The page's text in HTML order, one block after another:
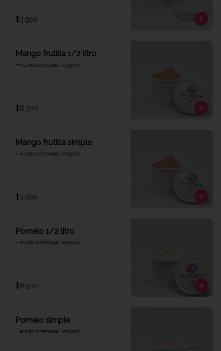
$3.500
Mango frutilla 1/2 litro
Helado artesanal vegano
$8.300
Mango frutilla simple
Helado artesanal vegano
$3.500
Pomelo 1/2 litro
Helado artesanal vegano
$8.500
Pomelo simple
Helado artesanal vegano